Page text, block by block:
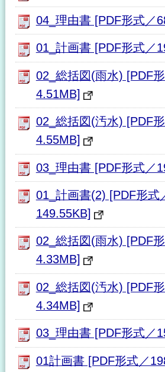
04_理由書 [PDF形式／
01_計画書 [PDF形式／
02_総括図(雨水) [PDF
4.51MB]
02_総括図(汚水) [PDF
4.55MB]
03_理由書 [PDF形式／
01_計画書(2) [PDF形式
149.55KB]
02_総括図(雨水) [PDF
4.33MB]
02_総括図(汚水) [PDF
4.34MB]
03_理由書 [PDF形式／
01計画書 [PDF形式／